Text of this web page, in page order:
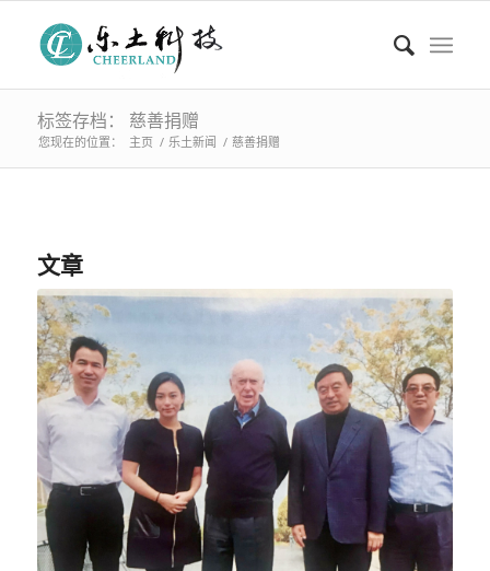
标签存档： 慈善捐赠
您现在的位置： 主页 / 乐土新闻 / 慈善捐赠
文章